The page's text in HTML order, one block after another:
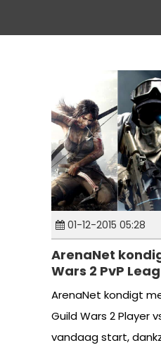
01-12-2015 05:28
ArenaNet
Wars 2 PvP
ArenaNet kondigt
Guild Wars 2 Player
vandaag start,